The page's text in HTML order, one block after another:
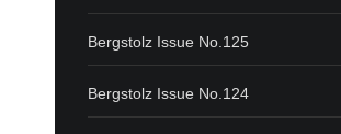
Bergstolz Issue No.125
Bergstolz Issue No.124